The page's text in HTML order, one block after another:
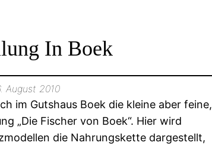
In Boek
August 2010
im Gutshaus Boek die kleine aber feine,
„Die Fischer von Boek“. Hier wird
die Nahrungskette dargestellt,